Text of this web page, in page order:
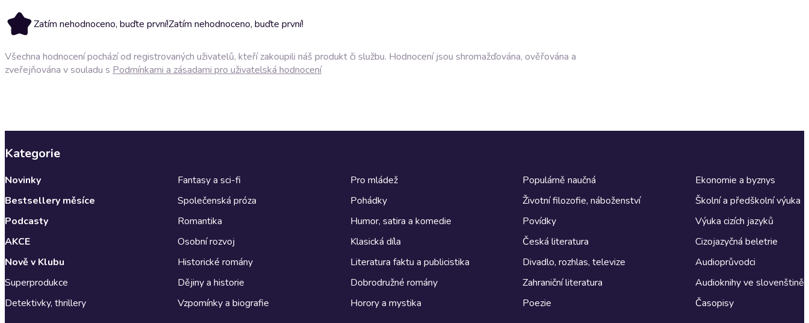
Zatím nehodnoceno, buďte první!Zatím nehodnoceno, buďte první!
Všechna hodnocení pochází od registrovaných uživatelů, kteří zakoupili náš produkt či službu. Hodnocení jsou shromažďována, ověřována a
zveřejňována v souladu s Podmínkami a zásadami pro uživatelská hodnocení
Kategorie
Novinky
Bestsellery měsíce
Podcasty
AKCE
Nově v Klubu
Superprodukce
Detektivky, thrillery
Fantasy a sci-fi
Společenská próza
Romantika
Osobní rozvoj
Historické romány
Dějiny a historie
Vzpomínky a biografie
Pro mládež
Pohádky
Humor, satira a komedie
Klasická díla
Literatura faktu a publicistika
Dobrodružné romány
Horory a mystika
Populárně naučná
Životní filozofie, náboženství
Povídky
Česká literatura
Divadlo, rozhlas, televize
Zahraniční literatura
Poezie
Ekonomie a byznys
Školní a předškolní výuka
Výuka cizích jazyků
Cizojazyčná beletrie
Audioprůvodci
Audioknihy ve slovenštině
Časopisy